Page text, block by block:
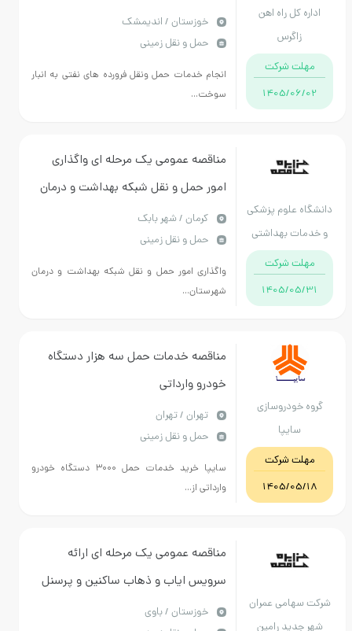
اداره کل راه اهن
زاگرس
مهلت شرکت
1405/06/02
انبار سوخت اداره کل راه راه آهن زاگرس
خوزستان / اندیمشک
حمل و نقل زمینی
انجام خدمات حمل ونقل فرورده های نفتی به انبار
سوخت...
دانشگاه علوم پزشکی
و خدمات بهداشتی
درمانی استان کرمان
مهلت شرکت
1405/05/31
مناقصه عمومی یک مرحله ای واگذاری
امور حمل و نقل شبکه بهداشت و درمان
شهرستان شهربابک
كرمان / شهر بابک
حمل و نقل زمینی
واگذاری امور حمل و نقل شبکه بهداشت و درمان
شهرستان...
گروه خودروسازی
سایپا
مهلت شرکت
1405/05/18
مناقصه خدمات حمل سه هزار دستگاه
خودرو وارداتی
تهران / تهران
حمل و نقل زمینی
سایپا خرید خدمات حمل ۳۰۰۰ دستگاه خودرو
وارداتی از...
شرکت سهامی عمران
شهر جدید رامین
مناقصه عمومی یک مرحله ای ارائه
سرویس ایاب و ذهاب ساکنین و پرسنل
شرکت عمران و خدمات حمل و نقل
خوزستان / باوی